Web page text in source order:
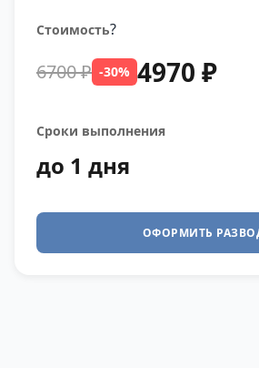
Стоимость?
6700 ₽ -30% 4970 ₽
Сроки выполнения
до 1 дня
ОФОРМИТЬ